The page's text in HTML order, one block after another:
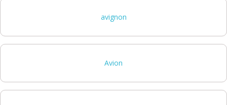
avignon
Avion